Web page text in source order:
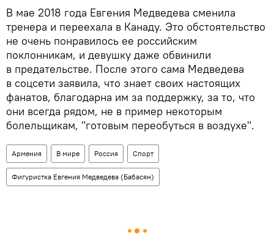
В мае 2018 года Евгения Медведева сменила
тренера и переехала в Канаду. Это обстоятельство
не очень понравилось ее российским
поклонникам, и девушку даже обвинили
в предательстве. После этого сама Медведева
в соцсети заявила, что знает своих настоящих
фанатов, благодарна им за поддержку, за то, что
они всегда рядом, не в пример некоторым
болельщикам, "готовым переобуться в воздухе".
Армения В мире Россия Спорт
Фигуристка Евгения Медведева (Бабасян)